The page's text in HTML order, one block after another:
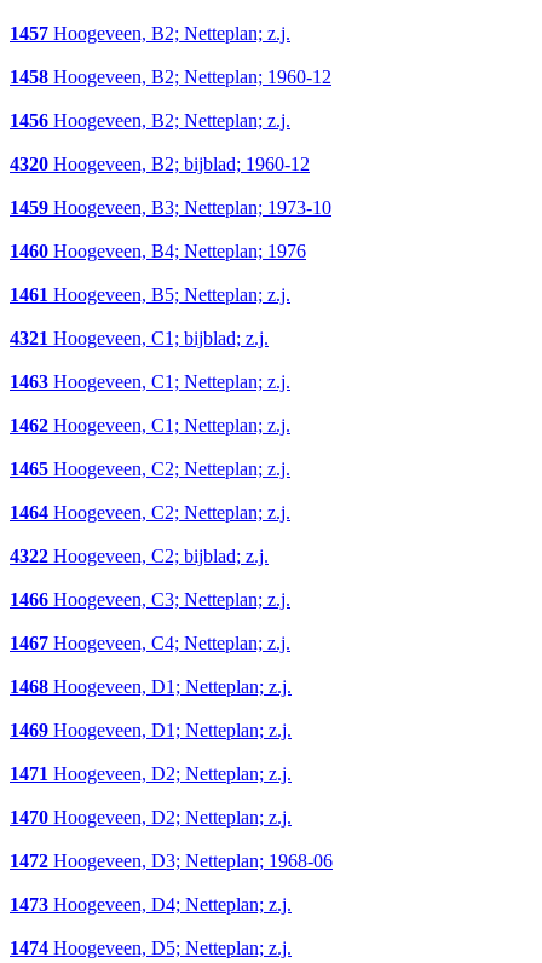
1457 Hoogeveen, B2; Netteplan; z.j.
1458 Hoogeveen, B2; Netteplan; 1960-12
1456 Hoogeveen, B2; Netteplan; z.j.
4320 Hoogeveen, B2; bijblad; 1960-12
1459 Hoogeveen, B3; Netteplan; 1973-10
1460 Hoogeveen, B4; Netteplan; 1976
1461 Hoogeveen, B5; Netteplan; z.j.
4321 Hoogeveen, C1; bijblad; z.j.
1463 Hoogeveen, C1; Netteplan; z.j.
1462 Hoogeveen, C1; Netteplan; z.j.
1465 Hoogeveen, C2; Netteplan; z.j.
1464 Hoogeveen, C2; Netteplan; z.j.
4322 Hoogeveen, C2; bijblad; z.j.
1466 Hoogeveen, C3; Netteplan; z.j.
1467 Hoogeveen, C4; Netteplan; z.j.
1468 Hoogeveen, D1; Netteplan; z.j.
1469 Hoogeveen, D1; Netteplan; z.j.
1471 Hoogeveen, D2; Netteplan; z.j.
1470 Hoogeveen, D2; Netteplan; z.j.
1472 Hoogeveen, D3; Netteplan; 1968-06
1473 Hoogeveen, D4; Netteplan; z.j.
1474 Hoogeveen, D5; Netteplan; z.j.